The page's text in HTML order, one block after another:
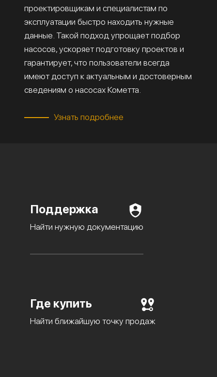
проектировщикам и специалистам по
эксплуатации быстро находить нужные
данные. Такой подход упрощает подбор
насосов, ускоряет подготовку проектов и
гарантирует, что пользователи всегда
имеют доступ к актуальным и достоверным
сведениям о насосах Кометта.
Узнать подробнее
Поддержка
Найти нужную документацию
Где купить
Найти ближайшую точку продаж